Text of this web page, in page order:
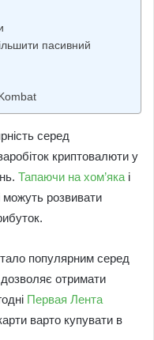
пасивний
серед
криптовалюти у
Тапаючи на хом’яка і
можуть розвивати
популярним серед
отримати
Первая Лента
варто купувати в